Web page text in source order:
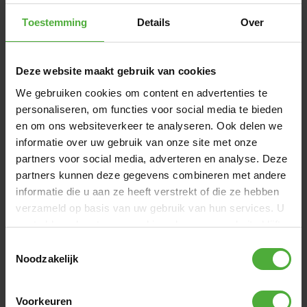
Toestemming Details Over
Deze website maakt gebruik van cookies
We gebruiken cookies om content en advertenties te
personaliseren, om functies voor social media te bieden
en om ons websiteverkeer te analyseren. Ook delen we
informatie over uw gebruik van onze site met onze
partners voor social media, adverteren en analyse. Deze
partners kunnen deze gegevens combineren met andere
informatie die u aan ze heeft verstrekt of die ze hebben
verzameld op basis van uw gebruik van hun services. U
gaat akkoord met onze cookies als u onze website blijft
Noodzakelijk
Voorkeuren
SOLOSPRING FJEDRE
belægning er fjedrene godt beskyttet mod rust og har en
lang levetid. De giver tilstrækkelig spændstighed til høje
hop og er derfor ideelle til daglig hoppeglæde. Vil du hoppe
endnu bedre og have mere kontrol under dine hop? Så vælg
en Champion eller Elite trampolin med TwinSpring fjedre.
COMFORT SIKKERHEDSNET
selvlukkende indgang, så det altid er sikkert lukket. De
robuste stolper er fuldstændigt dækket af et tykt lag skum.
ikke kommer til skade, hvis de rammer en stolpe under hop.
BERG LADDER L
(12)
BERG
LADDER
ANMELDELSER BERG FAVORIT REGULAR 380